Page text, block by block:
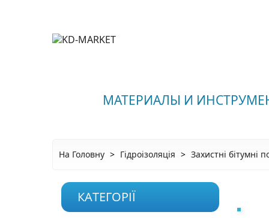
МАТЕРИАЛЫ И
На Головну Гідроізоляція Захистні бітумні
КАТЕГОРІЇ